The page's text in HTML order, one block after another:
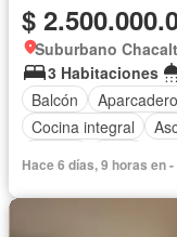
$
Suburbano
3 Habitaciones
Balcón
Aparcadero
Cocina integral
Hace 6 días, 9 horas en